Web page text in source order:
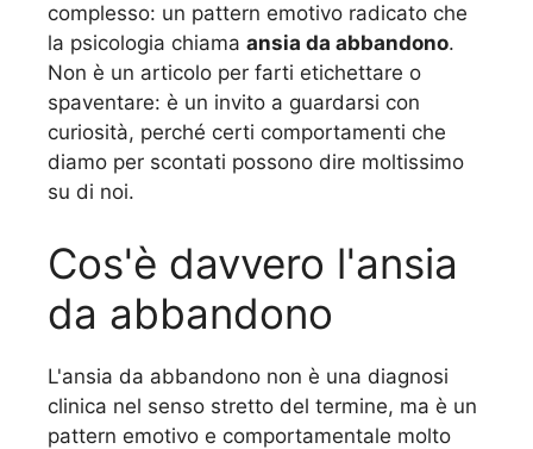
complesso: un pattern emotivo radicato che
la psicologia chiama ansia da abbandono.
Non è un articolo per farti etichettare o
spaventare: è un invito a guardarsi con
curiosità, perché certi comportamenti che
diamo per scontati possono dire moltissimo
su di noi.
Cos'è davvero l'ansia
da abbandono
L'ansia da abbandono non è una diagnosi
clinica nel senso stretto del termine, ma è un
pattern emotivo e comportamentale molto